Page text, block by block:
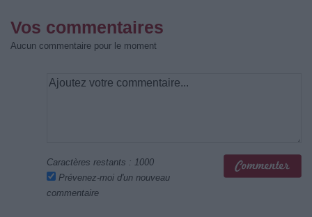
Vos commentaires
Aucun commentaire pour le moment
Caractères restants : 1000
Prévenez-moi d'un nouveau
commentaire